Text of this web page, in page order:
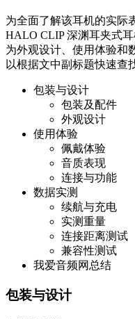
为全面了解该耳机的实际
HALO CLIP 深渊耳夹式
为外观设计、使用体验和
以根据文中副标题快速查
包装与设计
包装及配件
外观设计
使用体验
佩戴体验
音质表现
连接与功能
数据实测
续航与充电
实测重量
连接距离测试
兼容性测试
我爱音频网总结
包装与设计